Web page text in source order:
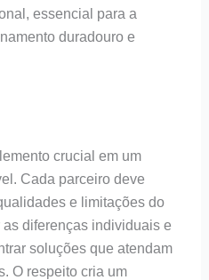
essencial para a
duradouro e
crucial em um
Cada parceiro deve
e limitações do
diferenças individuais e
soluções que atendam
O respeito cria um